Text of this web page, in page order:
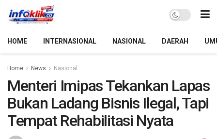
HOME INTERNASIONAL NASIONAL DAERAH
Home News Nasional
Menteri Imipas Tekankan Lapas
Bukan Ladang Bisnis Ilegal, Tapi
Tempat Rehabilitasi Nyata